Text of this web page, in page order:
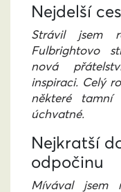
Nejdelší
Strávil jsem
Fulbrightovo
nová
inspiraci. Celý
některé
úchvatné.
Nejkratší
odpočinu
Mívával jsem